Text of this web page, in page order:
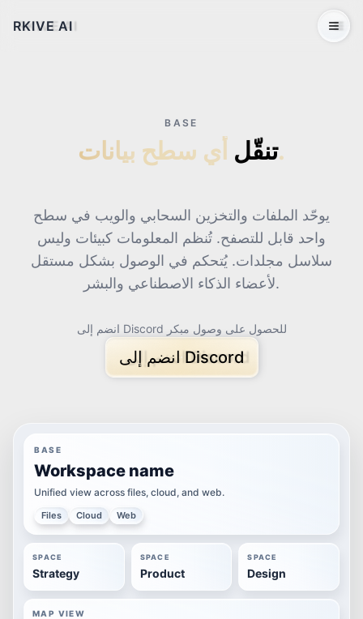
RKIVE AI
BASE
تنقّلأي سطح بيانات.
يوحّد الملفات والتخزين السحابي والويب في سطح
واحد قابل للتصفح. تُنظم المعلومات كبيئات وليس
سلاسل مجلدات. يُتحكم في الوصول بشكل مستقل
لأعضاء الذكاء الاصطناعي والبشر.
انضم إلى Discord للحصول على وصول مبكر
انضم إلى Discord
BASE
Workspace name
Unified view across files, cloud, and web.
Files Cloud Web
SPACE
Strategy
SPACE
Product
SPACE
Design
MAP VIEW